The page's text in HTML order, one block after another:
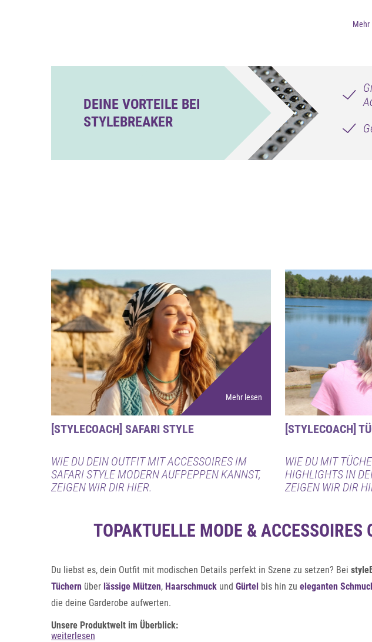
Mehr
DEINE VORTEILE BEI
STYLEBREAKER
Mehr lesen
[STYLECOACH] SAFARI STYLE
WIE DU DEIN OUTFIT MIT ACCESSOIRES IM
SAFARI STYLE MODERN AUFPEPPEN KANNST,
ZEIGEN WIR DIR HIER.
[STYLECOACH]
WIE DU MIT
HIGHLIGHTS IN
ZEIGEN WIR DIR
TOPAKTUELLE MODE &
Du liebst es, dein Outfit mit modischen Details perfekt in Szene zu setzen? Bei
Tüchern über lässige Mützen, Haarschmuck und Gürtel bis hin zu eleganten
die deine Garderobe aufwerten.
Unsere Produktwelt im Überblick:
weiterlesen